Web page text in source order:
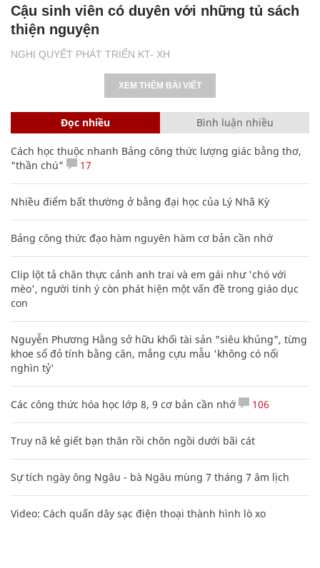
NGHỊ QUYẾT PHÁT TRIỂN KT- XH
Cậu sinh viên có duyên với những tủ sách
thiện nguyện
XEM THÊM BÀI VIẾT
Đọc nhiều Bình luận nhiều
Cách học thuộc nhanh Bảng công thức lượng giác bằng thơ,
"thần chú"
17
Nhiều điểm bất thường ở bằng đại học của Lý Nhã Kỳ
Bảng công thức đạo hàm nguyên hàm cơ bản cần nhớ
Clip lột tả chân thực cảnh anh trai và em gái như 'chó với
mèo', người tinh ý còn phát hiện một vấn đề trong giáo dục
con
Nguyễn Phương Hằng sở hữu khối tài sản "siêu khủng", từng
khoe sổ đỏ tính bằng cân, mắng cựu mẫu 'không có nổi
nghìn tỷ'
Các công thức hóa học lớp 8, 9 cơ bản cần nhớ 106
Truy nã kẻ giết bạn thân rồi chôn ngồi dưới bãi cát
Sự tích ngày ông Ngâu - bà Ngâu mùng 7 tháng 7 âm lịch
Video: Cách quấn dây sạc điện thoại thành hình lò xo